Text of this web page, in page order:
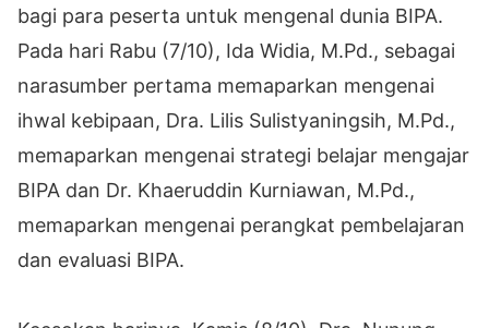
bagi para peserta untuk mengenal dunia BIPA.
Pada hari Rabu (7/10), Ida Widia, M.Pd., sebagai
narasumber pertama memaparkan mengenai
ihwal kebipaan, Dra. Lilis Sulistyaningsih, M.Pd.,
memaparkan mengenai strategi belajar mengajar
BIPA dan Dr. Khaeruddin Kurniawan, M.Pd.,
memaparkan mengenai perangkat pembelajaran
dan evaluasi BIPA.